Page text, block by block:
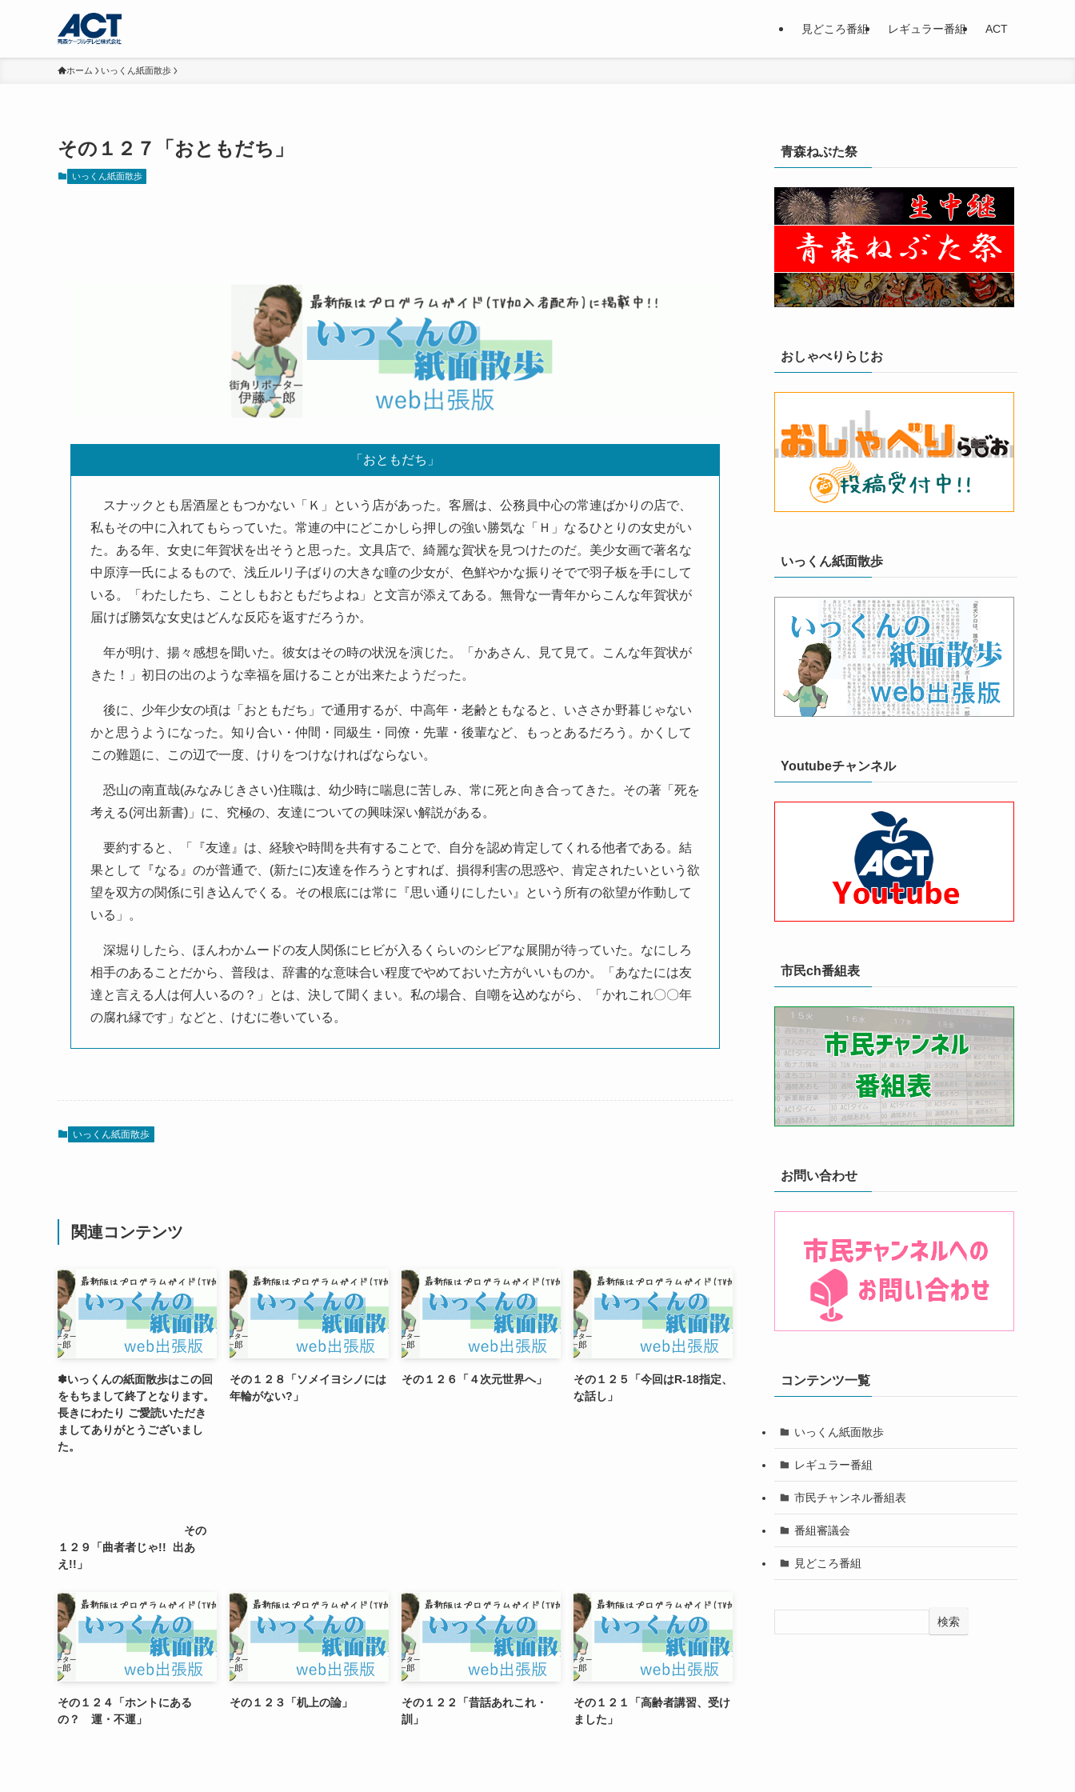
見どころ番組 レギュラー番組 ACT
ホーム いっくん紙面散歩
その１２７「おともだち」
いっくん紙面散歩
「おともだち」
スナックとも居酒屋ともつかない「Ｋ」という店があった。客層は、公務員中心の常連ばかりの店で、
私もその中に入れてもらっていた。常連の中にどこかしら押しの強い勝気な「Ｈ」なるひとりの女史がい
た。ある年、女史に年賀状を出そうと思った。文具店で、綺麗な賀状を見つけたのだ。美少女画で著名な
中原淳一氏によるもので、浅丘ルリ子ばりの大きな瞳の少女が、色鮮やかな振りそでで羽子板を手にして
いる。「わたしたち、ことしもおともだちよね」と文言が添えてある。無骨な一青年からこんな年賀状が
届けば勝気な女史はどんな反応を返すだろうか。
年が明け、揚々感想を聞いた。彼女はその時の状況を演じた。「かあさん、見て見て。こんな年賀状が
きた！」初日の出のような幸福を届けることが出来たようだった。
後に、少年少女の頃は「おともだち」で通用するが、中高年・老齢ともなると、いささか野暮じゃない
かと思うようになった。知り合い・仲間・同級生・同僚・先輩・後輩など、もっとあるだろう。かくして
この難題に、この辺で一度、けりをつけなければならない。
恐山の南直哉(みなみじきさい)住職は、幼少時に喘息に苦しみ、常に死と向き合ってきた。その著「死を
考える(河出新書)」に、究極の、友達についての興味深い解説がある。
要約すると、「『友達』は、経験や時間を共有することで、自分を認め肯定してくれる他者である。結
果として『なる』のが普通で、(新たに)友達を作ろうとすれば、損得利害の思惑や、肯定されたいという欲
望を双方の関係に引き込んでくる。その根底には常に『思い通りにしたい』という所有の欲望が作動して
いる」。
深堀りしたら、ほんわかムードの友人関係にヒビが入るくらいのシビアな展開が待っていた。なにしろ
相手のあることだから、普段は、辞書的な意味合い程度でやめておいた方がいいものか。「あなたには友
達と言える人は何人いるの？」とは、決して聞くまい。私の場合、自嘲を込めながら、「かれこれ〇〇年
の腐れ縁です」などと、けむに巻いている。
いっくん紙面散歩
関連コンテンツ
✽いっくんの紙面散歩はこの回
をもちまして終了となります。
長きにわたり ご愛読いただき
ましてありがとうございまし
た。
その
１２９「曲者者じゃ!! 出あ
え!!」
その１２８「ソメイヨシノには
年輪がない?」
その１２６「４次元世界へ」
その１２５「今回はR-18指定、
な話し」
その１２４「ホントにある
の？ 運・不運」
その１２３「机上の論」
その１２２「昔話あれこれ・
訓」
その１２１「高齢者講習、受け
ました」
青森ねぶた祭
おしゃべりらじお
いっくん紙面散歩
Youtubeチャンネル
市民ch番組表
お問い合わせ
コンテンツ一覧
いっくん紙面散歩
レギュラー番組
市民チャンネル番組表
番組審議会
見どころ番組
検索